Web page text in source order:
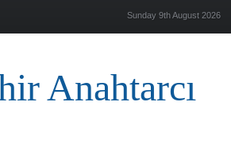
Sunday 9th August 2026